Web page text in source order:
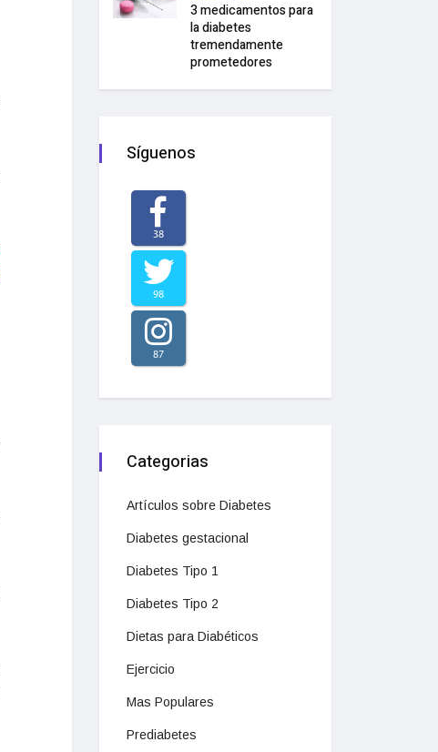
3 medicamentos para
la diabetes
tremendamente
prometedores
Síguenos
38
98
87
Categorias
Artículos sobre Diabetes
Diabetes gestacional
Diabetes Tipo 1
Diabetes Tipo 2
Dietas para Diabéticos
Ejercicio
Mas Populares
Prediabetes